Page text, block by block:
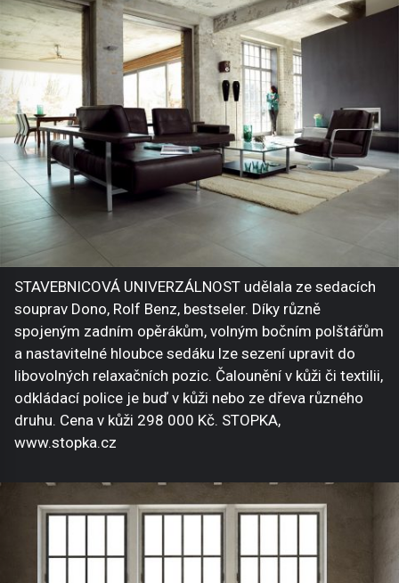
STAVEBNICOVÁ UNIVERZÁLNOST udělala ze sedacích
souprav Dono, Rolf Benz, bestseler. Díky různě
spojeným zadním opěrákům, volným bočním polštářům
a nastavitelné hloubce sedáku lze sezení upravit do
libovolných relaxačních pozic. Čalounění v kůži či textilii,
odkládací police je buď v kůži nebo ze dřeva různého
druhu. Cena v kůži 298 000 Kč. STOPKA,
www.stopka.cz